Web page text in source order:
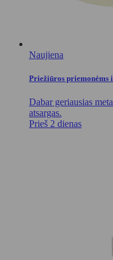
Naujiena
Priežiūros priemonėms
Dabar geriausias
atsargas.
Prieš 2 dienas